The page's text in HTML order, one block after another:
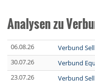
Analysen zu
06.08.26
Verbund Sell
30.07.26
Verbund
23.07.26
Verbund Sell